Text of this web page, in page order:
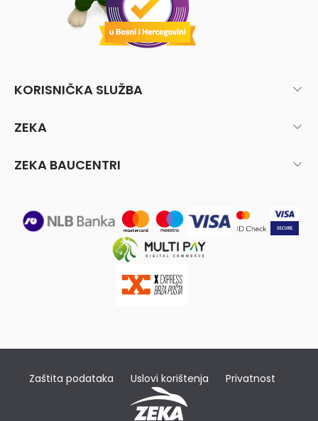
KORISNIČKA SLUŽBA
ZEKA
ZEKA BAUCENTRI
Zaštita podataka Uslovi korištenja Privatnost